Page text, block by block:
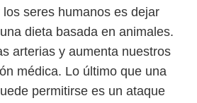
seres humanos es dejar
dieta basada en animales.
arterias y aumenta nuestros
médica. Lo último que una
permitirse es un ataque